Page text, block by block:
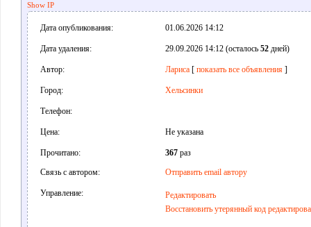
Show IP
Дата опубликования: 01.06.2026 14:12
Дата удаления: 29.09.2026 14:12 (осталось 52дней)
Автор: Лариса[ показать все объявления]
Город: Хельсинки
Телефон:
Цена: Не указана
Прочитано: 367раз
Связь с автором:
Отправить email автору
Управление:
Редактировать
Восстановить утерянный код